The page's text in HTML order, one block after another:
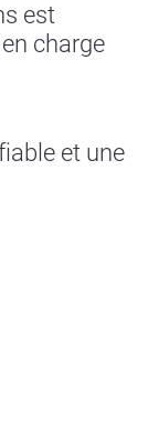
est
charge
et une